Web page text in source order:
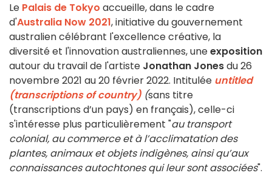
Le Palais de Tokyo accueille, dans le cadre
d'Australia Now 2021, initiative du gouvernement
australien célébrant l'excellence créative, la
diversité et l'innovation australiennes, uneexposition
autour du travail de l'artiste Jonathan Jonesdu 26
novembre 2021 au 20 février 2022. Intitulée untitled
(transcriptions of country) (sans titre
(transcriptions d’un pays) en français), celle-ci
s'intéresse plus particulièrement "au transport
colonial, au commerce et à l’acclimatation des
plantes, animaux et objets indigènes, ainsi qu’aux
connaissances autochtones qui leur sont associées".